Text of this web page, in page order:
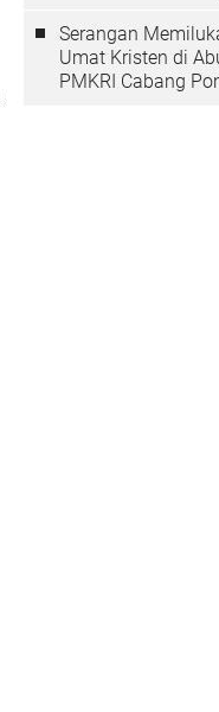
Serangan
Umat Kristen di
PMKRI Cabang